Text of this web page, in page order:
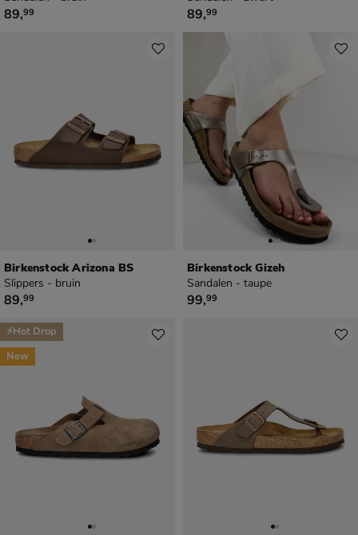
€ 89,99
89,99 € 89,99
89,99
Birkenstock Arizona BS
Slippers - bruin
€ 89,99
89,99
Birkenstock Gizeh
Sandalen - taupe
€ 99,99
99,99
⚡Hot Drop
New